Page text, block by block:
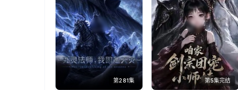
第281集 第5集完结